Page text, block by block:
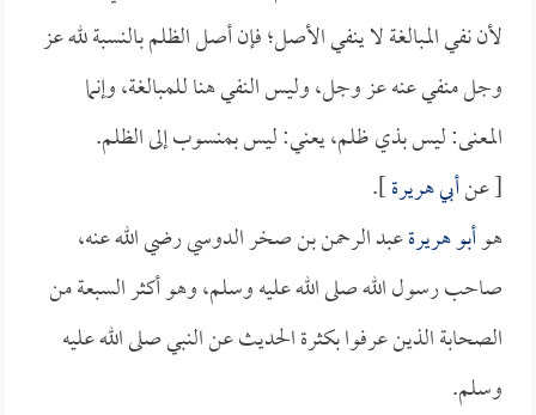
لأن نفي المبالغة لا ينفي الأصل؛ فإن أصل الظلم بالنسبة لله عز
وجل منفي عنه عز وجل، وليس النفي هنا للمبالغة، وإنما
المعنى: ليس بذي ظلم، يعني: ليس بمنسوب إلى الظلم.
[ عنأبي هريرة].
هوأبو هريرةعبد الرحمن بن صخر الدوسي رضي الله عنه،
صاحب رسول الله صلى الله عليه وسلم، وهو أكثر السبعة من
الصحابة الذين عرفوا بكثرة الحديث عن النبي صلى الله عليه
وسلم.